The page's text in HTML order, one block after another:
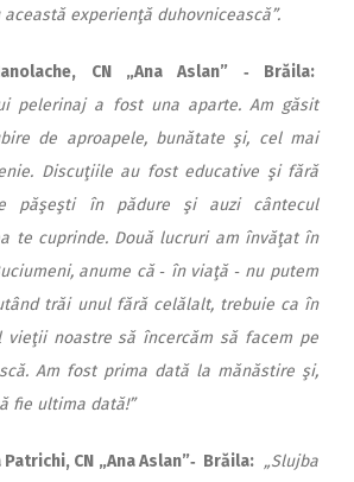
experienţă duhovnicească”.
CN „Ana Aslan” ‑ Brăila:
pelerinaj a fost una aparte. Am găsit
de aproapele, bunătate şi, cel mai
Discuţiile au fost educative şi fără
păşeşti în pădure şi auzi cântecul
te cuprinde. Două lucruri am învăţat în
anume că ‑ în viaţă ‑ nu putem
trăi unul fără celălalt, trebuie ca în
vieţii noastre să încercăm să facem pe
Am fost prima dată la mănăstire şi,
fie ultima dată!”
CN „Ana Aslan”‑ Brăila: „Sluj­ba